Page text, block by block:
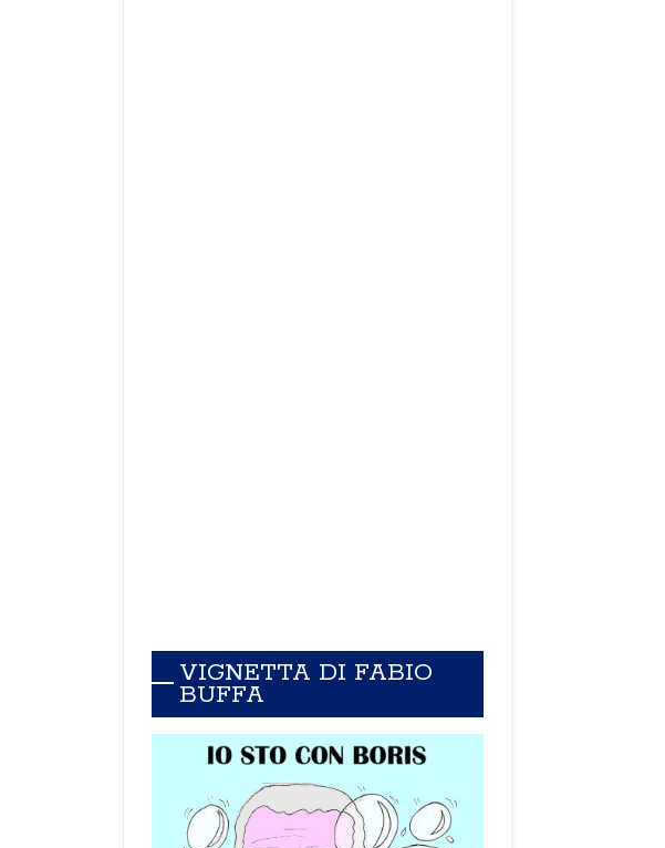
VIGNETTA DI FABIO
BUFFA